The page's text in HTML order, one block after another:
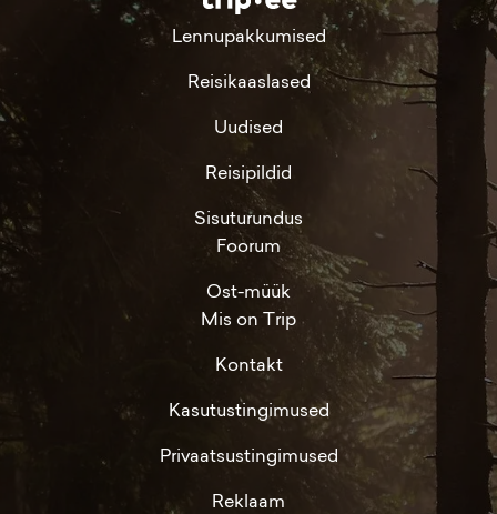
Lennupakkumised
Reisikaaslased
Uudised
Reisipildid
Sisuturundus
Foorum
Ost-müük
Mis on Trip
Kontakt
Kasutustingimused
Privaatsustingimused
Reklaam